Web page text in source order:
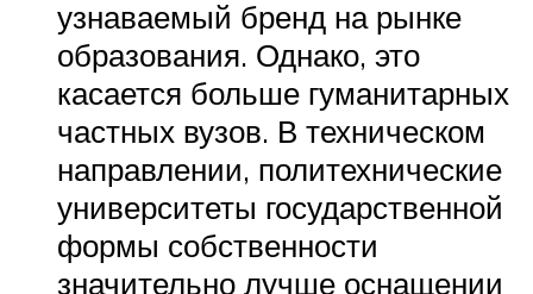
узнаваемый бренд на рынке
образования. Однако, это
касается больше гуманитарных
частных вузов. В техническом
направлении, политехнические
университеты государственной
формы собственности
значительно лучше оснащении